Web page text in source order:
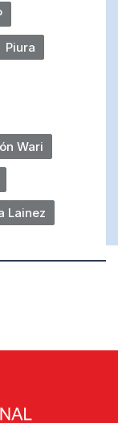
Piura
Wari
Lainez